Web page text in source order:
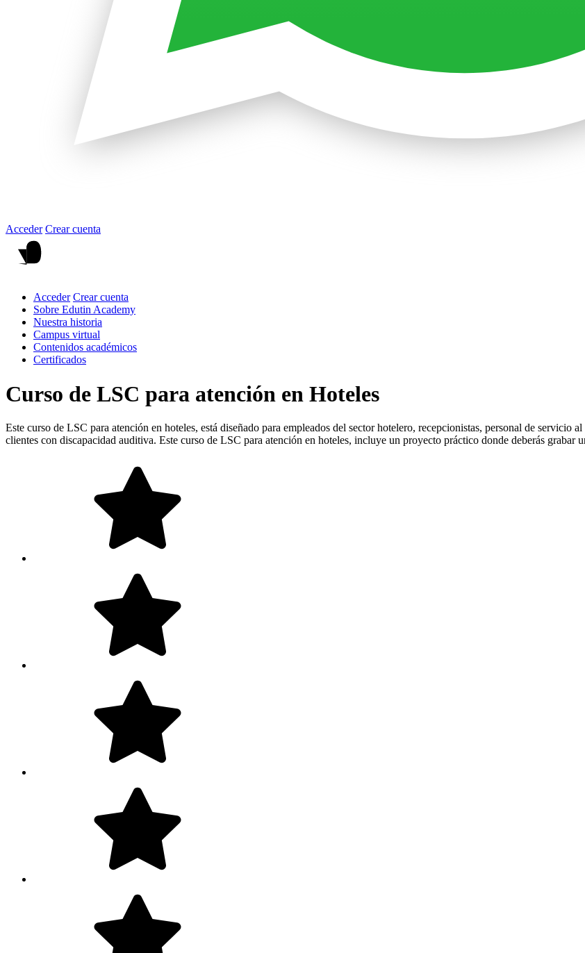
Acceder Crear cuenta
Acceder Crear cuenta
Sobre Edutin Academy
Nuestra historia
Campus virtual
Contenidos académicos
Certificados
Curso de LSC para atención en Hoteles
Este curso de LSC para atención en hoteles, está diseñado para empleados del sector hotelero, recepcionistas, personal de
clientes con discapacidad auditiva. Este curso de LSC para atención en hoteles, incluye un proyecto práctico donde deberás